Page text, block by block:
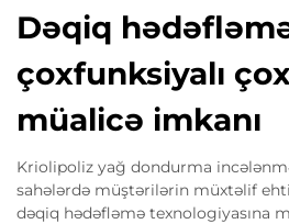
Dəqiq
çoxfunksiyalı
müalicə imkanı
Kriolipoliz yağ dondurma
sahələrdə müştərilərin müxtəlif
dəqiq hədəfləmə texnologiyasına